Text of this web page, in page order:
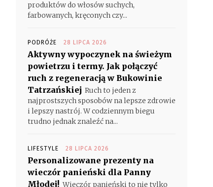
produktów do włosów suchych,
farbowanych, kręconych czy...
PODRÓŻE 28 LIPCA 2026
Aktywny wypoczynek na świeżym
powietrzu i termy. Jak połączyć
ruch z regeneracją w Bukowinie
Tatrzańskiej Ruch to jeden z
najprostszych sposobów na lepsze zdrowie
i lepszy nastrój. W codziennym biegu
trudno jednak znaleźć na...
LIFESTYLE 28 LIPCA 2026
Personalizowane prezenty na
wieczór panieński dla Panny
Młodej! Wieczór panieński to nie tylko